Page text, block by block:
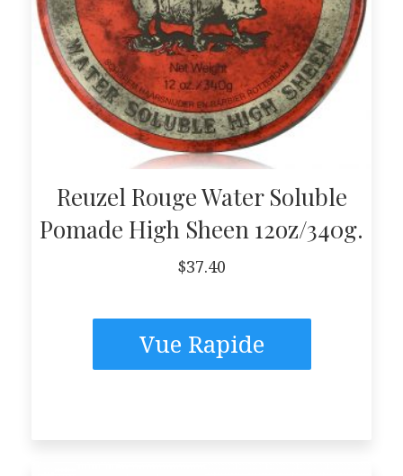
Reuzel Rouge Water Soluble
Pomade High Sheen 12oz/340g.
$37.40
Vue Rapide